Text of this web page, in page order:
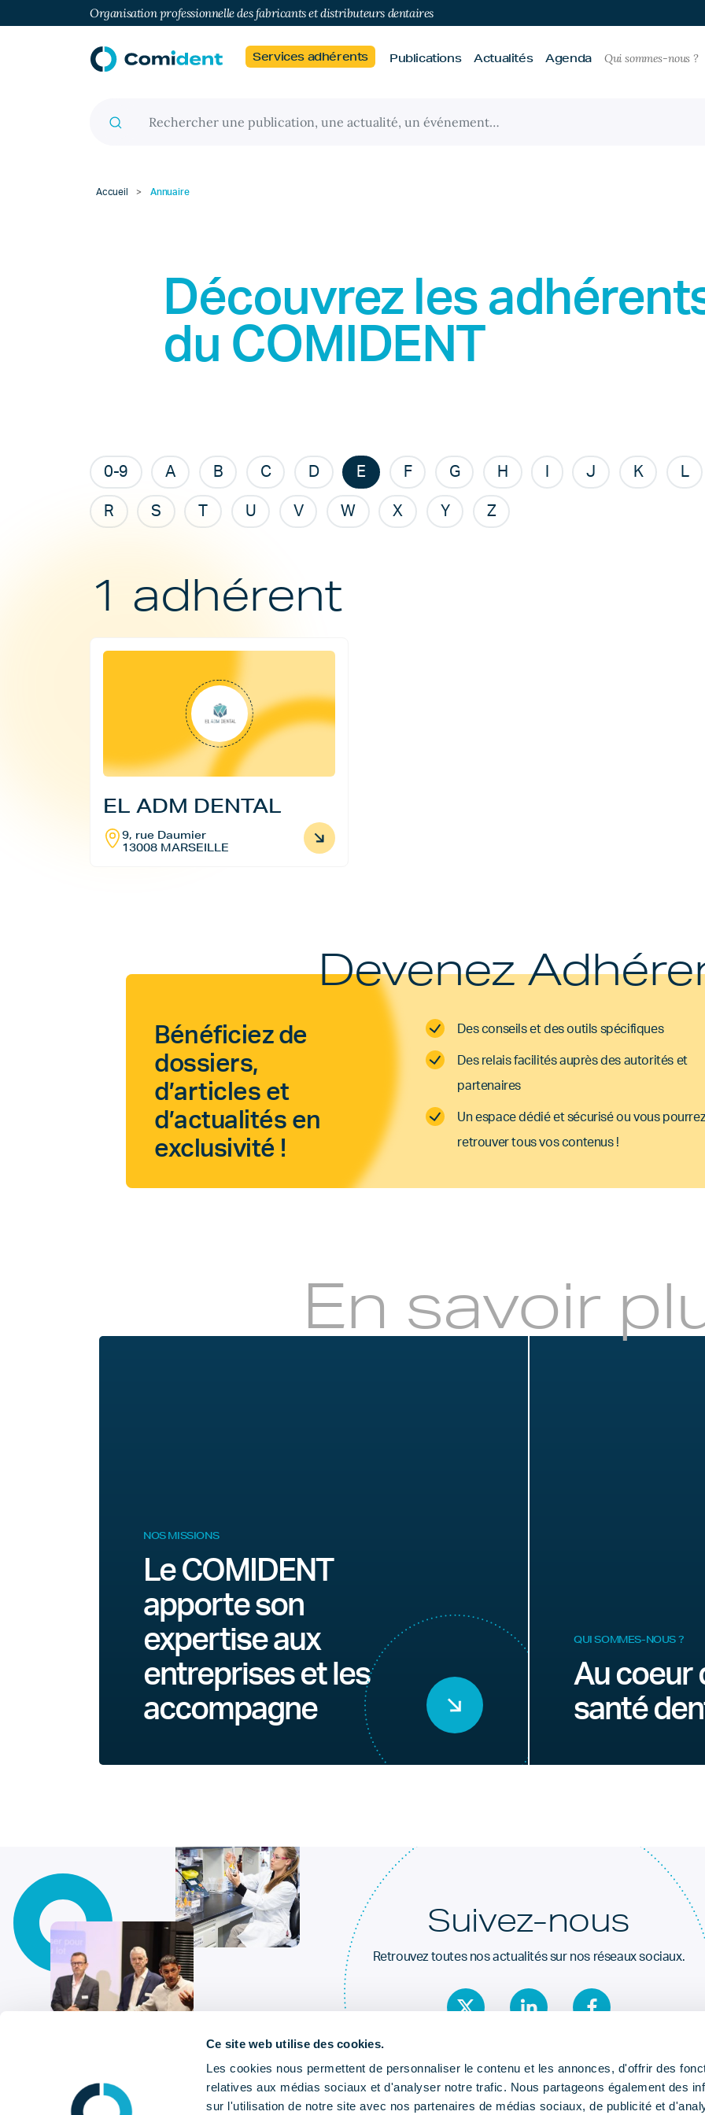
Ce site web utilise des cookies.
Les cookies nous permettent de personnaliser le contenu et les annonces, d'offrir des
relatives aux médias sociaux et d'analyser notre trafic. Nous partageons également des
sur l'utilisation de notre site avec nos partenaires de médias sociaux, de publicité et
Organisation professionnelle des fabricants et distributeurs dentaires
Services adhérents Publications Actualités Agenda Qui sommes-nous ?
Accueil > Annuaire
Découvrez les
du COMIDENT
0-9 A B C D E F G H J K L
R S U V W X Y Z
1 adhérent
EL ADM DENTAL
9, rue Daumier
13008 MARSEILLE
Devenez
Bénéficiez de
dossiers,
d’articles et
d’actualités en
exclusivité !
Des conseils et des outils spécifiques
Des relais facilités auprès des autorités et
partenaires
Un espace dédié et sécurisé ou vous pourrez
retrouver tous vos contenus !
En savoir
NOS MISSIONS
Le COMIDENT
apporte son
expertise aux
entreprises et les
accompagne
QUI SOMMES-NOUS ?
Au coeur
santé
Suivez-nous
Retrouvez toutes nos actualités sur nos réseaux sociaux.